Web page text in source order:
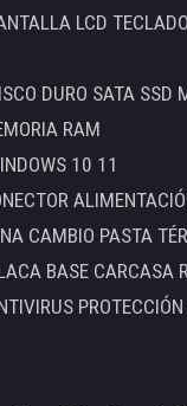
LCD
DURO SATA SSD
RAM
10 11
CAMBIO PASTA
BASE CARCASA